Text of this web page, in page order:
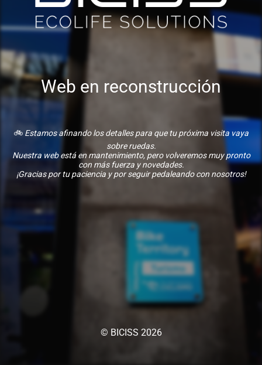
Web en reconstrucción
🚲 Estamos afinando los detalles para que tu próxima visita vaya
sobre ruedas.
Nuestra web está en mantenimiento, pero volveremos muy pronto
con más fuerza y novedades.
¡Gracias por tu paciencia y por seguir pedaleando con nosotros!
© BICISS 2026